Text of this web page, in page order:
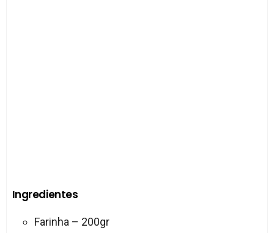
Ingredientes
Farinha – 200gr